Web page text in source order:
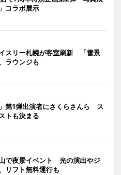
コラボ展示
スリー札幌が客室刷新 「雪景
ラウンジも
」第1弾出演者にさくらさんら ス
トも決まる
で夜景イベント 光の演出やジ
リフト無料運行も